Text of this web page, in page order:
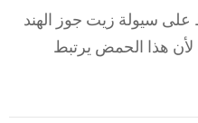
على سيولة زيت جوز الهند
لأن هذا الحمض يرتبط